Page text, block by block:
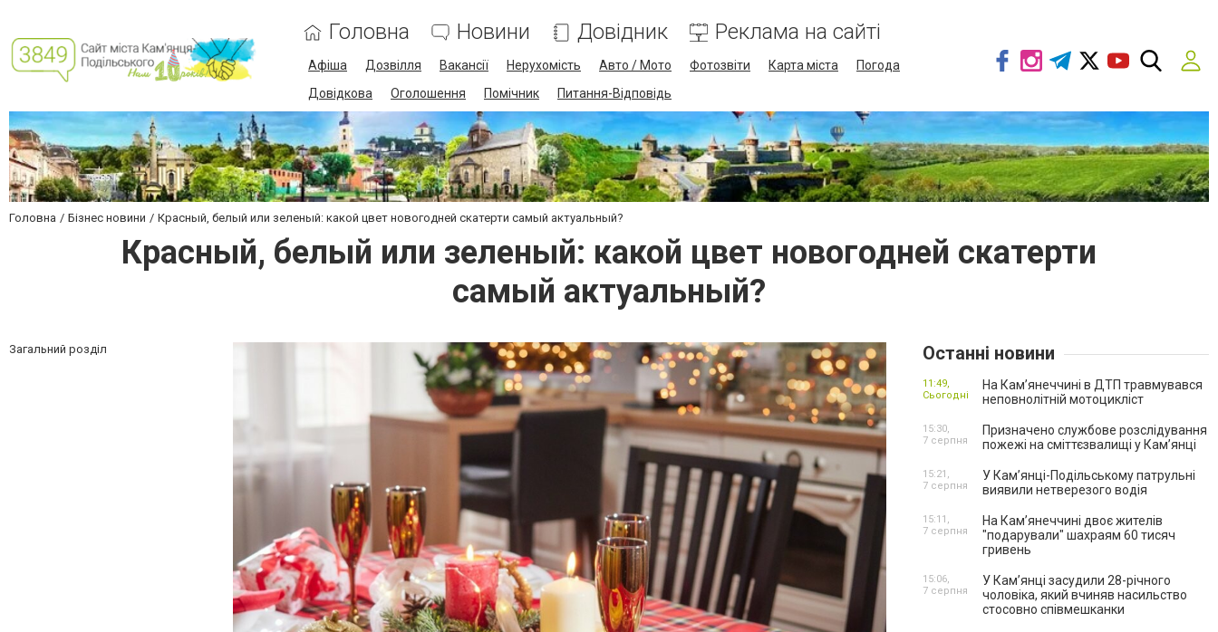
Головна Новини Довідник Реклама на сайті
Афіша Дозвілля Вакансії Нерухомість Авто / Мото Фотозвіти Карта міста
Погода
Довідкова
Оголошення Помічник Питання-Відповідь
Головна Бізнес новини Красный, белый или зеленый: какой цвет новогодней скатерти самый актуальный?
Красный, белый или зеленый: какой цвет новогодней скатерти
самый актуальный?
Загальний розділ Останні новини
На Кам’янеччині в ДТП травмувався
неповнолітній мотоцикліст
11:49,
Сьогодні
Призначено службове розслідування
пожежі на сміттєзвалищі у Кам’янці
15:30,
7 серпня
У Кам’янці-Подільському патрульні
виявили нетверезого водія
15:21,
7 серпня
На Камʼянеччині двоє жителів
"подарували" шахраям 60 тисяч
гривень
15:11,
7 серпня
У Камʼянці засудили 28-річного
чоловіка, який вчиняв насильство
стосовно співмешканки
15:06,
7 серпня